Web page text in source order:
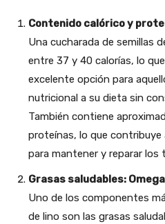
Contenido calórico y
Una cucharada de semillas
entre 37 y 40 calorías, lo
excelente opción para
nutricional a su dieta sin
También contiene
proteínas, lo que contribuye
para mantener y reparar los
Grasas saludables:
Uno de los componentes
de lino son las grasas